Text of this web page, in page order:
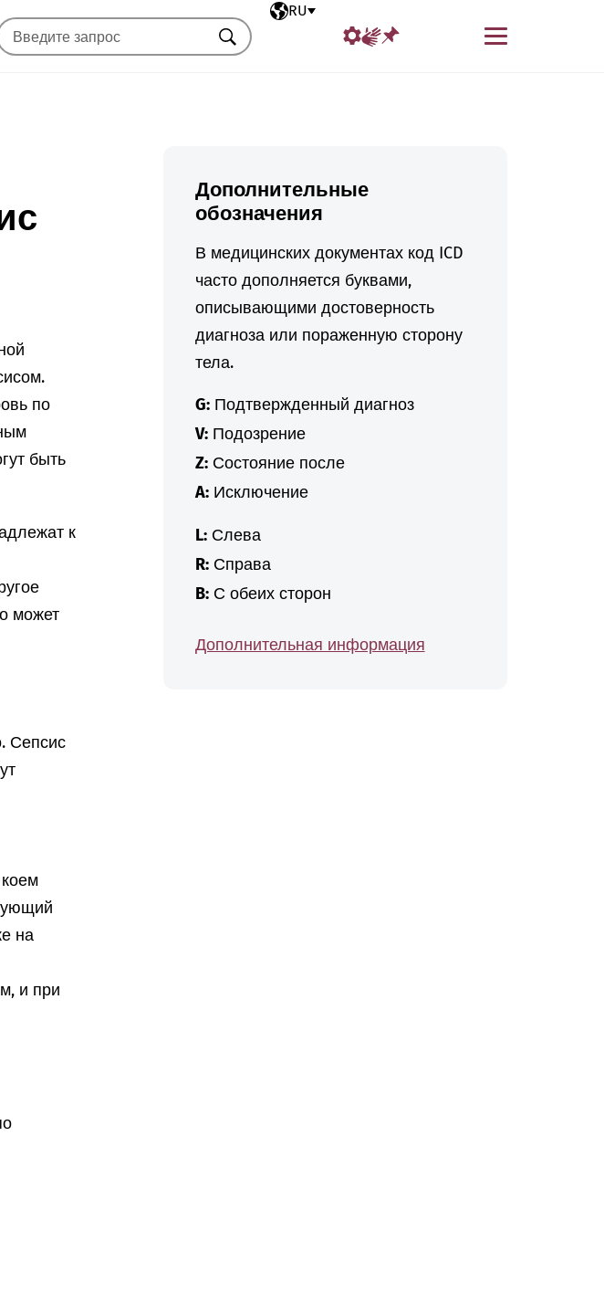
Выбранный язык
RU
Меню
Искать
по
быть
к
может
Сепсис
на
и при
Дополнительные
обозначения
В медицинских документах код ICD
часто дополняется буквами,
описывающими достоверность
диагноза или пораженную сторону
тела.
G:Подтвержденный диагноз
V:Подозрение
Z:Состояние после
A:Исключение
L:Слева
R:Справа
B:С обеих сторон
Дополнительная информация